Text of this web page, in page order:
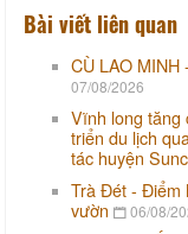
Bài viết liên quan
CÙ LAO MINH
07/08/2026
Vĩnh long tăng
triển du lịch
tác huyện
Trà Đét - Điểm
vườn
06/08/